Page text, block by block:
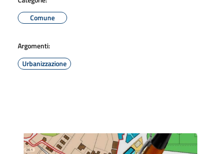
Comune
Argomenti:
Urbanizzazione